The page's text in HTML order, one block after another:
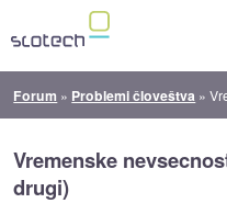
Forum » Problemi človeštva »
Vremenske
drugi)